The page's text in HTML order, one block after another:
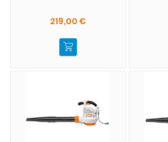
219,00 €